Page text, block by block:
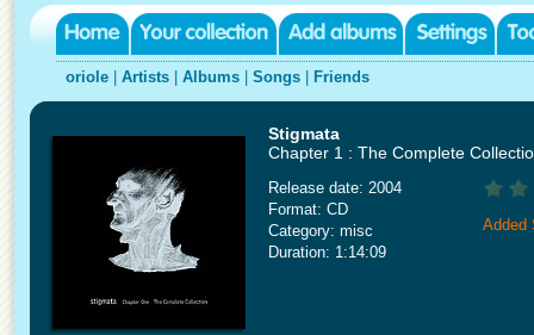
oriole Artists Albums Songs Friends
Stigmata
Chapter 1 : The Complete
Release date: 2004
Format: CD
Category: misc
Duration: 1:14:09
Added